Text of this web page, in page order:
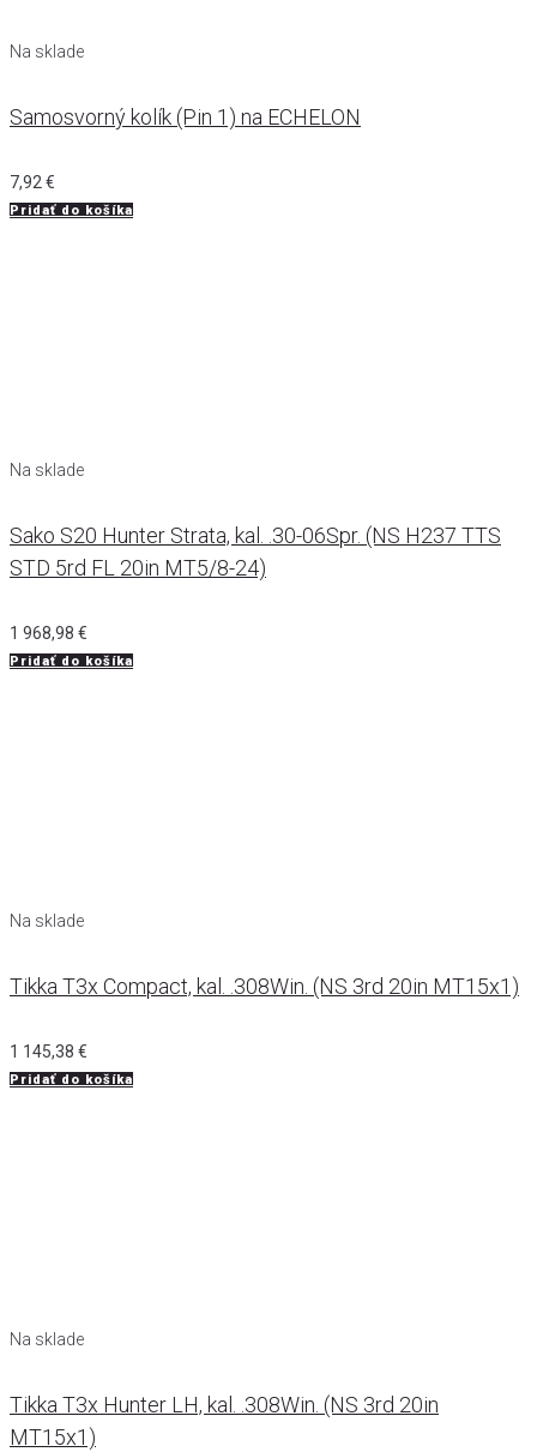
Na sklade
Samosvorný kolík (Pin 1) na ECHELON
7,92 €
Pridať do košíka
Na sklade
Sako S20 Hunter Strata, kal. .30-06Spr. (NS H237 TTS
STD 5rd FL 20in MT5/8-24)
1 968,98 €
Pridať do košíka
Na sklade
Tikka T3x Compact, kal. .308Win. (NS 3rd 20in MT15x1)
1 145,38 €
Pridať do košíka
Na sklade
Tikka T3x Hunter LH, kal. .308Win. (NS 3rd 20in
MT15x1)